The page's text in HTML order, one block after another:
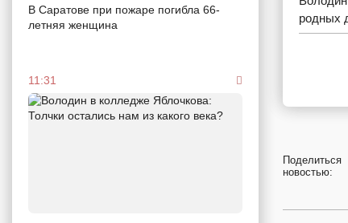
В Саратове при пожаре погибла 66-
летняя женщина
11:31
родных
Поделиться
новостью: